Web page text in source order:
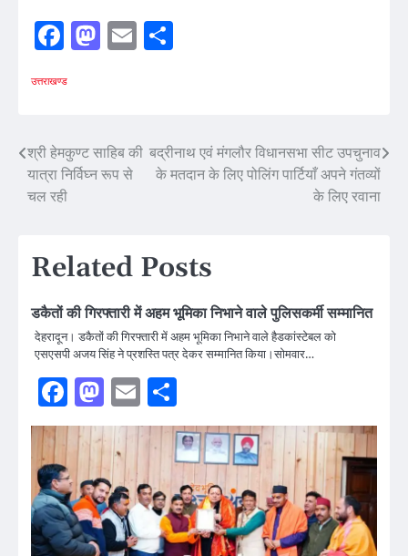
Facebook
Mastodon
Email
उत्तराखण्ड
Post
navigation
श्री हेमकुण्ट साहिब की
यात्रा निर्विघ्न रूप से
चल रही
बद्रीनाथ एवं मंगलौर विधानसभा सीट उपचुनाव
के मतदान के लिए पोलिंग पार्टियाँ अपने गंतव्यों
के लिए रवाना
Related Posts
डकैतों की गिरफ्तारी में अहम भूमिका निभाने वाले पुलिसकर्मी सम्मानित
देहरादून। डकैतों की गिरफ्तारी में अहम भूमिका निभाने वाले हैडकांस्टेबल को
एसएसपी अजय सिंह ने प्रशस्ति पत्र देकर सम्मानित किया।सोमवार…
Facebook
Mastodon
Email